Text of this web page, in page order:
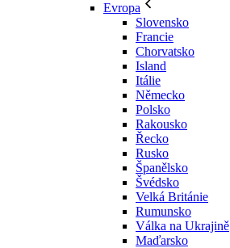
Evropa
Slovensko
Francie
Chorvatsko
Island
Itálie
Německo
Polsko
Rakousko
Řecko
Rusko
Španělsko
Švédsko
Velká Británie
Rumunsko
Válka na Ukrajině
Maďarsko